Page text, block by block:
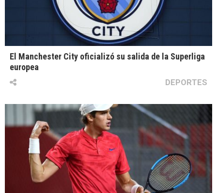
El Manchester City oficializó su salida de la Superliga
europea
DEPORTES